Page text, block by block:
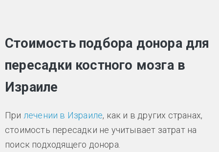
Стоимость подбора донора для
пересадки костного мозга в
Израиле
При лечении в Израиле, как и в других странах,
стоимость пересадки не учитывает затрат на
поиск подходящего донора.